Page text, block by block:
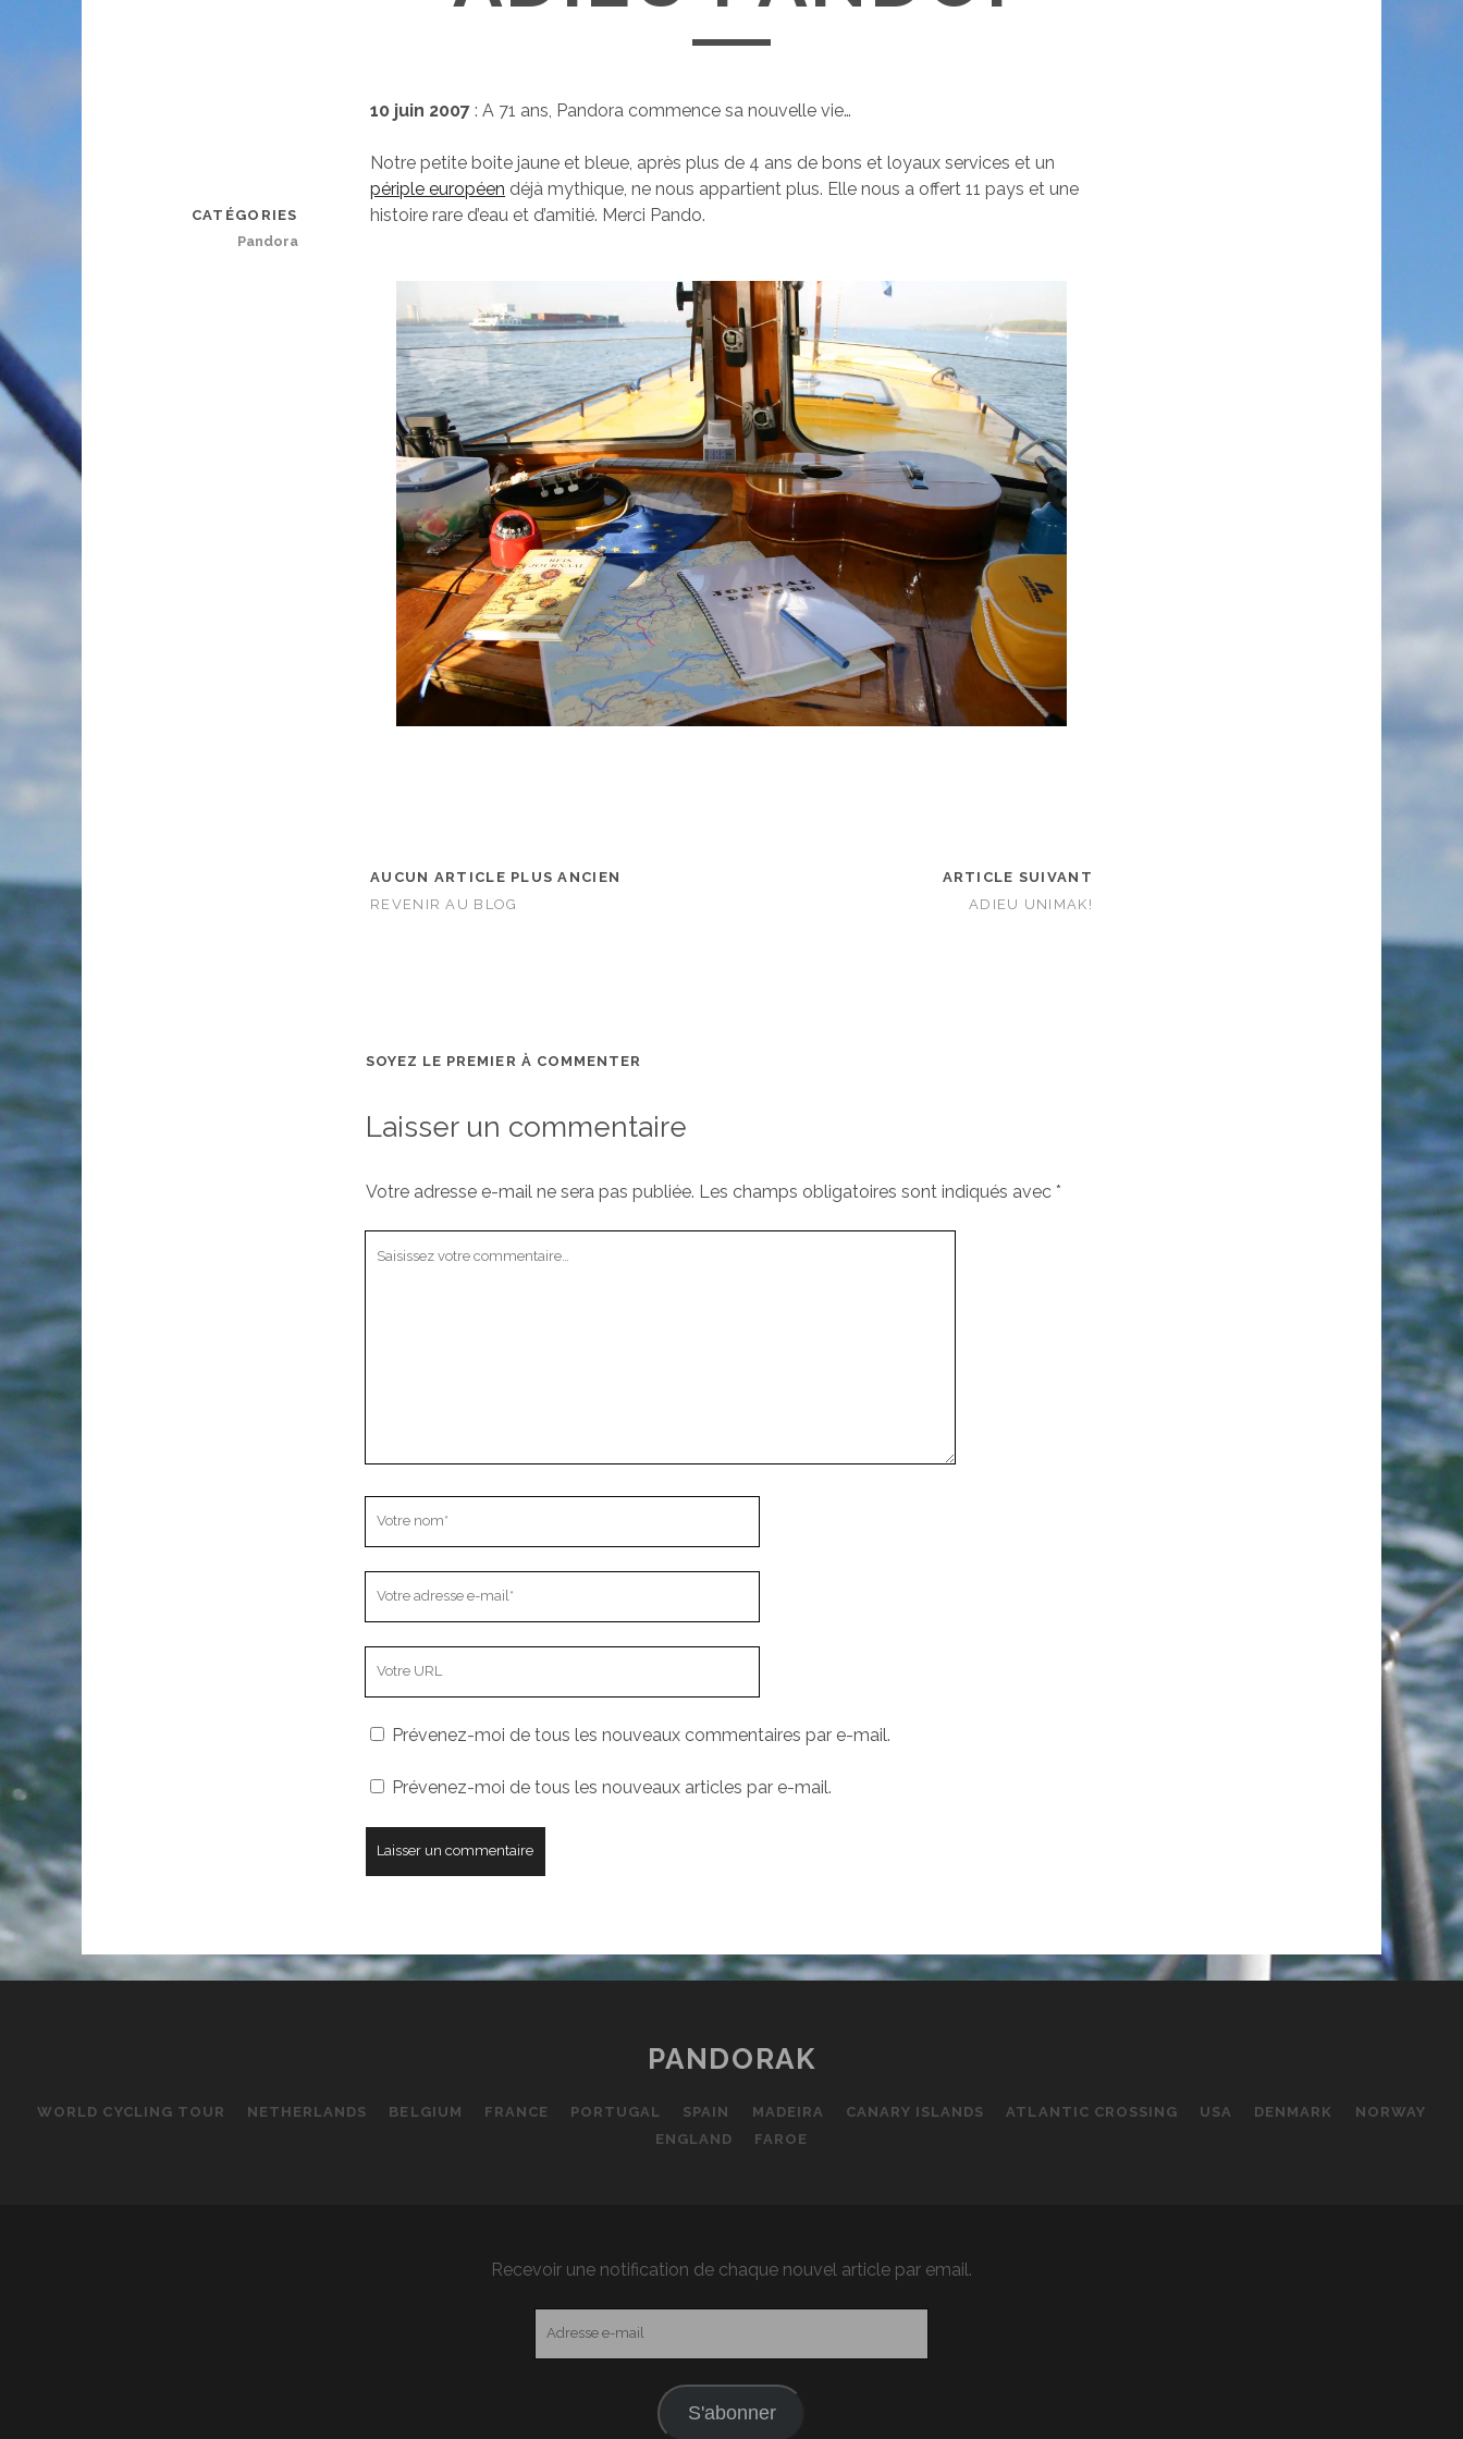
10 juin 2007 : A 71 ans, Pandora commence sa nouvelle vie…
Notre petite boite jaune et bleue, après plus de 4 ans de bons et loyaux services et un
périple européen déjà mythique, ne nous appartient plus. Elle nous a offert 11 pays et une
histoire rare d’eau et d’amitié. Merci Pando.
AUCUN ARTICLE PLUS ANCIEN
REVENIR AU BLOG
ARTICLE SUIVANT
ADIEU UNIMAK!
CATÉGORIES
Pandora
SOYEZ LE PREMIER À COMMENTER
Laisser un commentaire
Votre adresse e-mail ne sera pas publiée. Les champs obligatoires sont indiqués avec *
mail
votrePrévenez-moi de tous les nouveaux commentaires par e-mail.
Prévenez-moi de tous les nouveaux articles par e-mail.
PANDORAK
WORLD CYCLING TOUR NETHERLANDS BELGIUM FRANCE PORTUGAL SPAIN MADEIRA CANARY ISLANDS ATLANTIC CROSSING USA DENMARK
NORWAY
ENGLAND
FAROE
Recevoir une notification de chaque nouvel article par email.
S'abonner